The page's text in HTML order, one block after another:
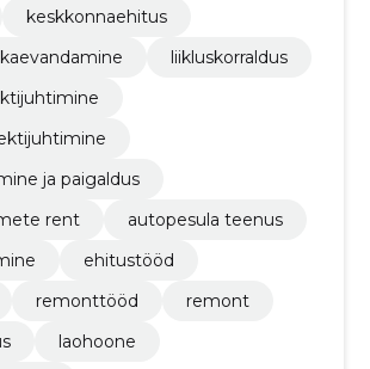
keskkonnaehitus
liikluskorraldus
ja paigaldus
rent
autopesula teenus
ehitustööd
remonttööd
remont
laohoone